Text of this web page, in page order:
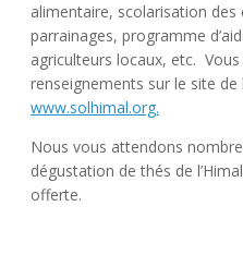
alimentaire, scolarisation
parrainages, programme
agriculteurs locaux, etc.
renseignements sur le site de
www.solhimal.org.
Nous vous attendons
dégustation de thés de
offerte.